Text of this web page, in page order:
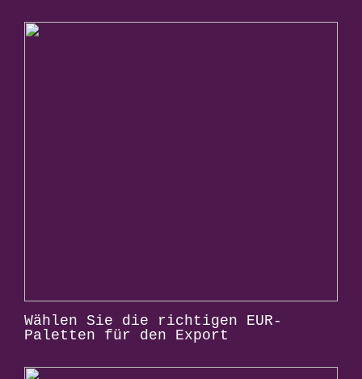
Wählen Sie die richtigen EUR-
Paletten für den Export